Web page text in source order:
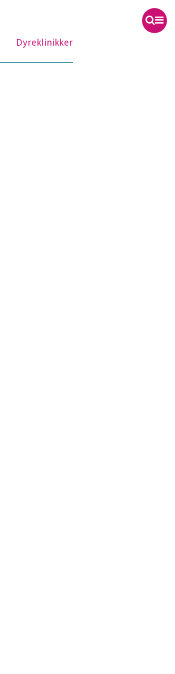
Dyreklinikker